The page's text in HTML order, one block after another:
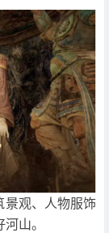
景观、人物服饰
山。